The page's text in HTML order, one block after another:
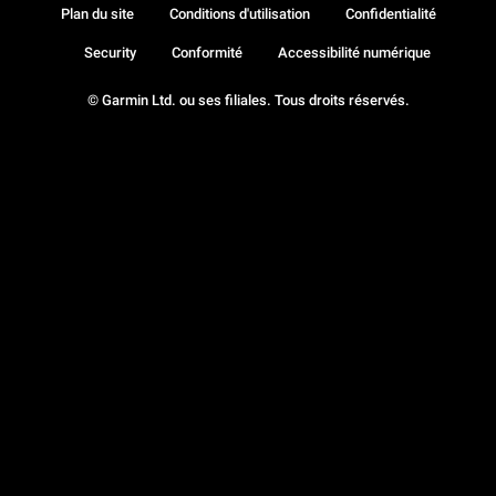
© Garmin Ltd. ou ses filiales. Tous droits réservés.
Plan du site Conditions d'utilisation Confidentialité
Security Conformité Accessibilité numérique